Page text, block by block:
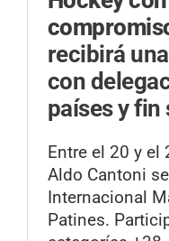
recibirá
con
países y
Entre el 20 y el
Aldo Cantoni
Internacional
Patines.